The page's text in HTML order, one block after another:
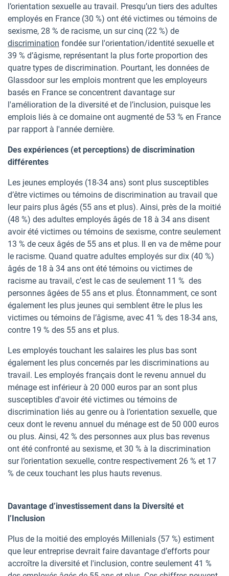
l’orientation sexuelle au travail. Presqu’un tiers des adultes
employés en France (30 %) ont été victimes ou témoins de
sexisme, 28 % de racisme, un sur cinq (22 %) de
discrimination fondée sur l'orientation/identité sexuelle et
39 % d’âgisme, représentant la plus forte proportion des
quatre types de discrimination. Pourtant, les données de
Glassdoor sur les emplois montrent que les employeurs
basés en France se concentrent davantage sur
l'amélioration de la diversité et de l’inclusion, puisque les
emplois liés à ce domaine ont augmenté de 53 % en France
par rapport à l'année dernière.
Des expériences (et perceptions) de discrimination
différentes
Les jeunes employés (18-34 ans) sont plus susceptibles
d’être victimes ou témoins de discrimination au travail que
leur pairs plus âgés (55 ans et plus). Ainsi, près de la moitié
(48 %) des adultes employés âgés de 18 à 34 ans disent
avoir été victimes ou témoins de sexisme, contre seulement
13 % de ceux âgés de 55 ans et plus. Il en va de même pour
le racisme. Quand quatre adultes employés sur dix (40 %)
âgés de 18 à 34 ans ont été témoins ou victimes de
racisme au travail, c’est le cas de seulement 11 % des
personnes âgées de 55 ans et plus. Étonnamment, ce sont
également les plus jeunes qui semblent être le plus les
victimes ou témoins de l’âgisme, avec 41 % des 18-34 ans,
contre 19 % des 55 ans et plus.
Les employés touchant les salaires les plus bas sont
également les plus concernés par les discriminations au
travail. Les employés français dont le revenu annuel du
ménage est inférieur à 20 000 euros par an sont plus
susceptibles d'avoir été victimes ou témoins de
discrimination liés au genre ou à l’orientation sexuelle, que
ceux dont le revenu annuel du ménage est de 50 000 euros
ou plus. Ainsi, 42 % des personnes aux plus bas revenus
ont été confronté au sexisme, et 30 % à la discrimination
sur l’orientation sexuelle, contre respectivement 26 % et 17
% de ceux touchant les plus hauts revenus.
Davantage d’investissement dans la Diversité et
l’Inclusion
Plus de la moitié des employés Millenials (57 %) estiment
que leur entreprise devrait faire davantage d’efforts pour
accroître la diversité et l'inclusion, contre seulement 41 %